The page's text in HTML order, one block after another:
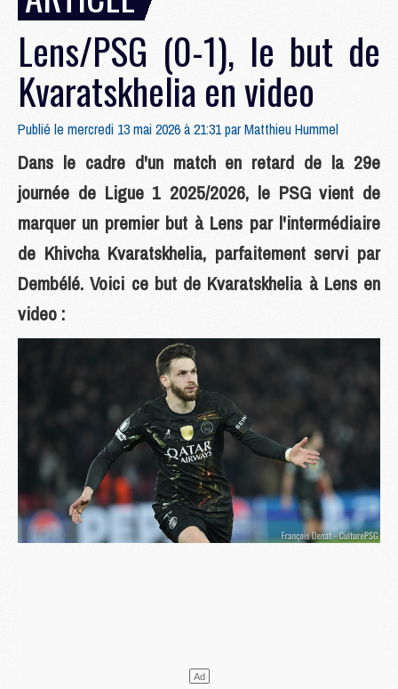
Lens/PSG (0-1), le but de
Kvaratskhelia en video
Publié le mercredi 13 mai 2026 à 21:31 parMatthieu Hummel
Dans le cadre d'un match en retard de la 29e
journée de Ligue 1 2025/2026, le PSG vient de
marquer un premier but à Lens par l'intermédiaire
de Khivcha Kvaratskhelia, parfaitement servi par
Dembélé. Voici ce but de Kvaratskhelia à Lens en
video :